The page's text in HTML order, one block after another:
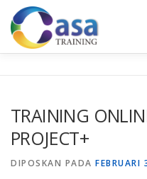
Lompat
konten
KONTAK KAMI
TRAINING
PROJECT+
DIPOSKAN PADA FEBRUARI